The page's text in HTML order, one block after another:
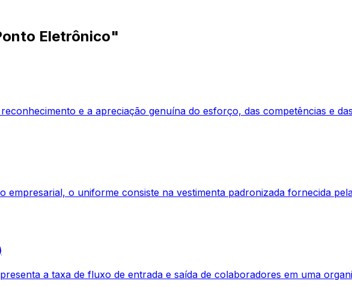
Eletrônico"
e a apreciação genuína do esforço, das competências e
empresarial, o uniforme consiste na vestimenta padronizada fornecida
a taxa de fluxo de entrada e saída de colaboradores em uma